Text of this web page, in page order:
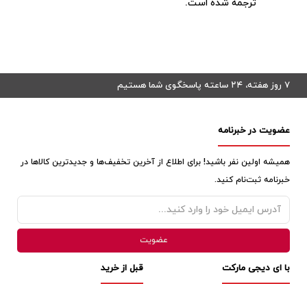
ترجمه شده است.
۷ روز هفته، ۲۴ ساعته پاسخگوی شما هستیم
عضویت در خبرنامه
همیشه اولین نفر باشید! برای اطلاع از آخرین تخفیف‌ها و جدیدترین کالاها در
خبرنامه ثبت‌نام کنید.
قبل از خرید با ای دیجی مارکت